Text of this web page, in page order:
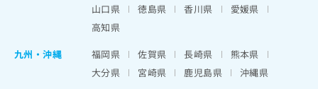
山口県
徳島県 香川県
愛媛県
高知県
九州・沖縄
福岡県 佐賀県 長崎県
熊本県
大分県
宮崎県 鹿児島県 沖縄県